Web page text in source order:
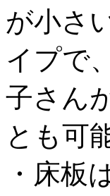
が小さ
イプで
子さん
とも可
・床板